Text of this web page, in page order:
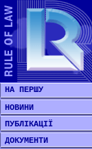
НА ПЕРШУ
НОВИНИ
ПУБЛІКАЦІЇ
ДОКУМЕНТИ